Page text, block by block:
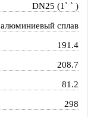
DN25 (1` ` )
алюминиевый сплав
191.4
208.7
81.2
298